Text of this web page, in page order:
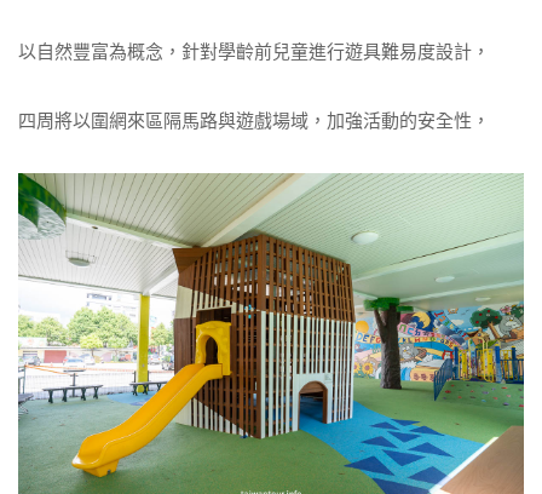
以自然豐富為概念，針對學齡前兒童進行遊具難易度設計，
四周將以圍網來區隔馬路與遊戲場域，加強活動的安全性，